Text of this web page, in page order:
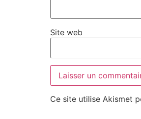
Site web
Ce site utilise Akismet